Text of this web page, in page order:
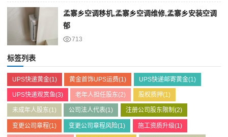
孟寨乡空调移机,孟寨乡空调维修,孟寨乡安装空调
郁
713
标签列表
UPS快递黄金(1) 黄金首饰UPS运费(1) UPS快递邮寄黄金(1)
UPS快递观赏鱼(3) 老年人担任股东(2) 股权质押(1)
未成年人股东(1) 公司法人代表(1) 注册公司股东限制 (2)
变更公司章程(1) 变更公司章程风险(1) 施工资质升级(1)